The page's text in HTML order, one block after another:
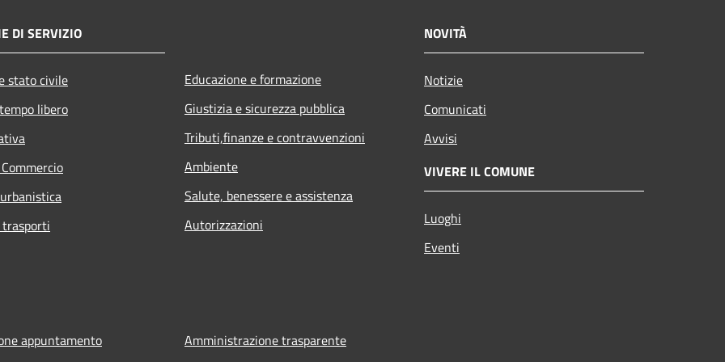
DI SERVIZIO
stato civile
libero
Educazione e formazione
Giustizia e sicurezza pubblica
Tributi,finanze e contravvenzioni
Ambiente
Salute, benessere e assistenza
Autorizzazioni
NOVITÀ
Notizie
Comunicati
Avvisi
VIVERE IL COMUNE
Luoghi
Eventi
appuntamento
Amministrazione trasparente